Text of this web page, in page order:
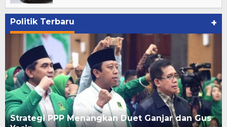
Politik Terbaru +
Strategi PPP Menangkan Duet Ganjar dan Gus